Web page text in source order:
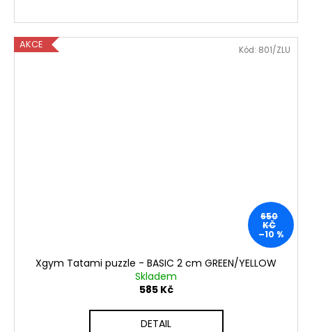
AKCE
650
KČ
–10 %
Xgym Tatami puzzle - BASIC 2 cm GREEN/YELLOW
Skladem
585 Kč
DETAIL
Kód: 801/ZLU